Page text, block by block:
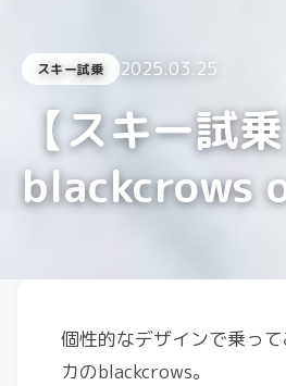
スキー試乗 2025.03.25
【スキー試乗
blackcrows
個性的なデザインで乗っ
カのblackcrows。